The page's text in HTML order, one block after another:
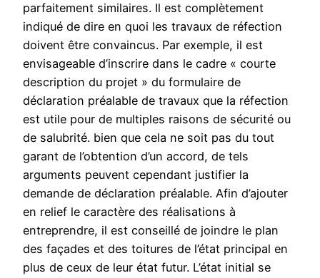
parfaitement similaires. Il est complètement
indiqué de dire en quoi les travaux de réfection
doivent être convaincus. Par exemple, il est
envisageable d’inscrire dans le cadre « courte
description du projet » du formulaire de
déclaration préalable de travaux que la réfection
est utile pour de multiples raisons de sécurité ou
de salubrité. bien que cela ne soit pas du tout
garant de l’obtention d’un accord, de tels
arguments peuvent cependant justifier la
demande de déclaration préalable. Afin d’ajouter
en relief le caractère des réalisations à
entreprendre, il est conseillé de joindre le plan
des façades et des toitures de l’état principal en
plus de ceux de leur état futur. L’état initial se